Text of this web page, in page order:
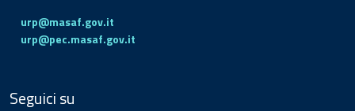
urp@masaf.gov.it
urp@pec.masaf.gov.it
Seguici su